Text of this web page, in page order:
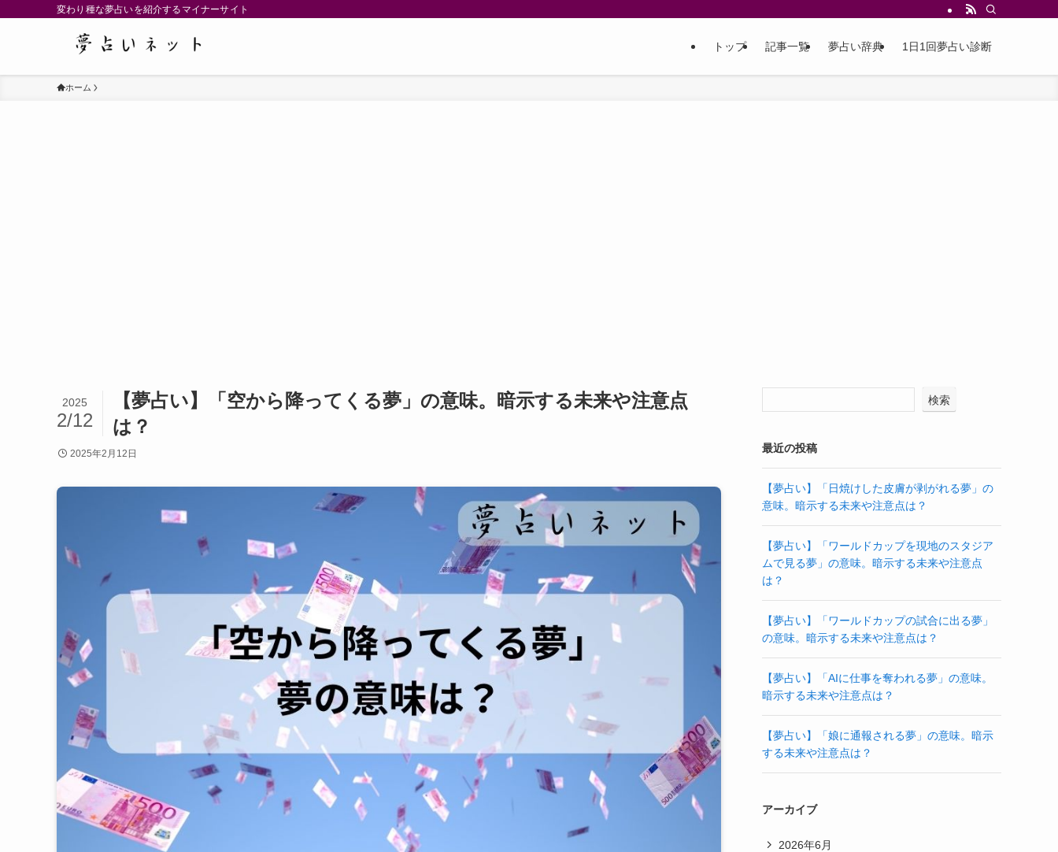
変わり種な夢占いを紹介するマイナーサイト
トップ 記事一覧 夢占い辞典 1日1回夢占い診断
ホーム
【夢占い】「空から降ってくる夢」の意味。暗示する未来や注意点
は？
2025
2/12
2025年2月12日
検索
最近の投稿
【夢占い】「日焼けした皮膚が剥がれる夢」の
意味。暗示する未来や注意点は？
【夢占い】「ワールドカップを現地のスタジア
ムで見る夢」の意味。暗示する未来や注意点
は？
【夢占い】「ワールドカップの試合に出る夢」
の意味。暗示する未来や注意点は？
【夢占い】「AIに仕事を奪われる夢」の意味。
暗示する未来や注意点は？
【夢占い】「娘に通報される夢」の意味。暗示
する未来や注意点は？
アーカイブ
2026年6月